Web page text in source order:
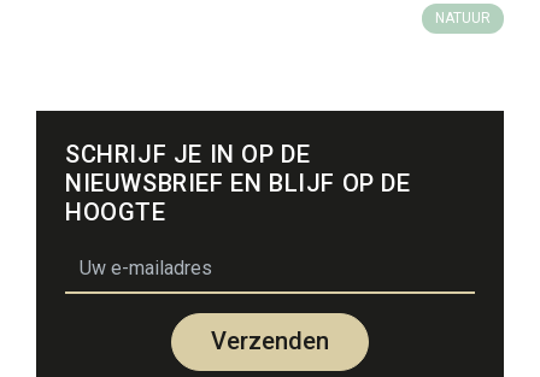
NATUUR
SCHRIJF JE IN OP DE
NIEUWSBRIEF EN BLIJF OP DE
HOOGTE
Verzenden